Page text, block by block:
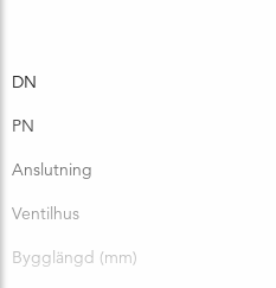
DN
PN
Anslutning
Ventilhus
Bygglängd (mm)